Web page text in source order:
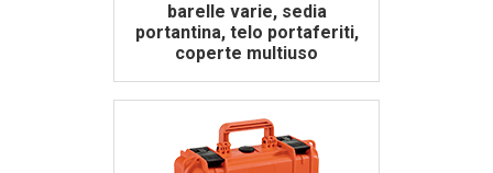
barelle varie, sedia
portantina, telo portaferiti,
coperte multiuso